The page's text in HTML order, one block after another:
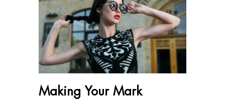
Making Your Mark